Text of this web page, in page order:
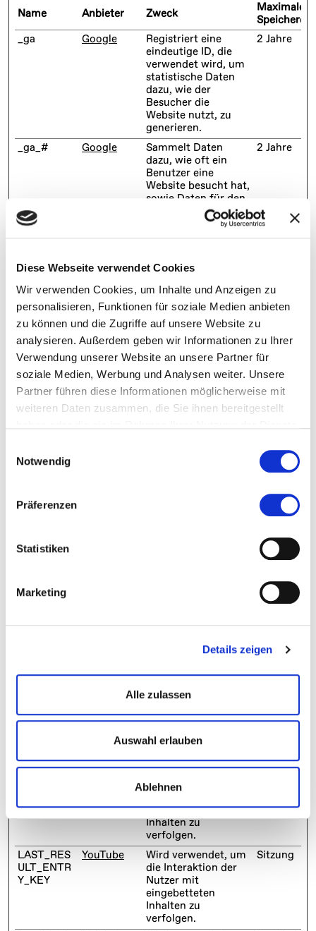
Diese Webseite verwendet Cookies
Wir verwenden Cookies, um Inhalte und Anzeigen zu
personalisieren, Funktionen für soziale Medien anbieten
zu können und die Zugriffe auf unsere Website zu
analysieren. Außerdem geben wir Informationen zu Ihrer
Verwendung unserer Website an unsere Partner für
soziale Medien, Werbung und Analysen weiter. Unsere
Partner führen diese Informationen möglicherweise mit
weiteren Daten zusammen, die Sie ihnen bereitgestellt
Notwendig
Präferenzen
Statistiken
Marketing
Details zeigen
Alle zulassen
Auswahl erlauben
Ablehnen
Name Anbieter Zweck
Maximale
_ga
Google
Registriert eine
eindeutige ID, die
verwendet wird, um
statistische Daten
dazu, wie der
Besucher die
Website nutzt, zu
generieren.
2 Jahre
_ga_# Google
Sammelt Daten
dazu, wie oft ein
Benutzer eine
Website besucht hat,
sowie Daten für den
ersten und letzten
Besuch. Von Google
Analytics verwendet.
2 Jahre
Analytics verwendet,
Anforderungsrate
einzuschränken
_gid Google
Registriert eine
eindeutige ID, die
verwendet wird, um
statistische Daten
dazu, wie der
Besucher die
Website nutzt, zu
generieren.
1 Tag
Marketing (11)
Webseiten zu folgen. Die Absicht ist, Anzeigen zu zeigen,
die relevant und ansprechend für den einzelnen Benutzer
Maximale
__Secure-
180
Tage
__Secure-
YouTube
Speichert die
Benutzereinstellunge
n beim Abruf eines
auf anderen
integrierten
Sitzung
__Secure-
YouTube
Wird verwendet, um
die Interaktion der
eingebetteten
Inhalten zu
verfolgen.
180
LAST_RES
ULT_ENTR
Y_KEY
YouTube
Wird verwendet, um
die Interaktion der
Nutzer mit
eingebetteten
Inhalten zu
verfolgen.
Sitzung